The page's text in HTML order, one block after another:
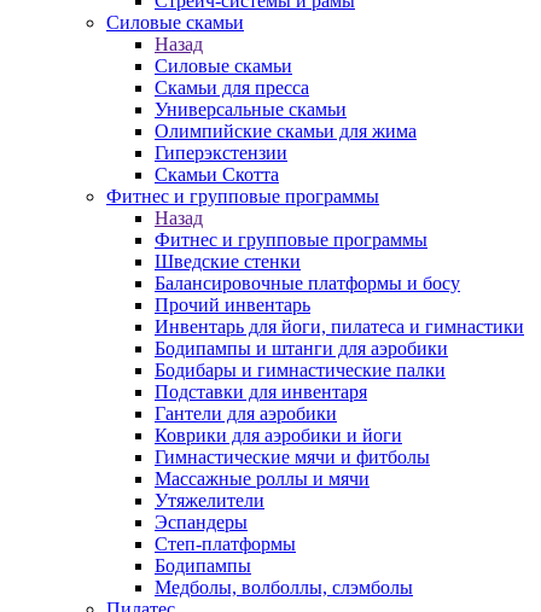
Силовые скамьи
Назад
Силовые скамьи
Скамьи для пресса
Универсальные скамьи
Олимпийские скамьи для жима
Гиперэкстензии
Скамьи Скотта
Фитнес и групповые программы
Назад
Фитнес и групповые программы
Шведские стенки
Балансировочные платформы и босу
Прочий инвентарь
Инвентарь для йоги, пилатеса и гимнастики
Бодипампы и штанги для аэробики
Бодибары и гимнастические палки
Подставки для инвентаря
Гантели для аэробики
Коврики для аэробики и йоги
Гимнастические мячи и фитболы
Массажные роллы и мячи
Утяжелители
Эспандеры
Степ-платформы
Бодипампы
Медболы, волболлы, слэмболы